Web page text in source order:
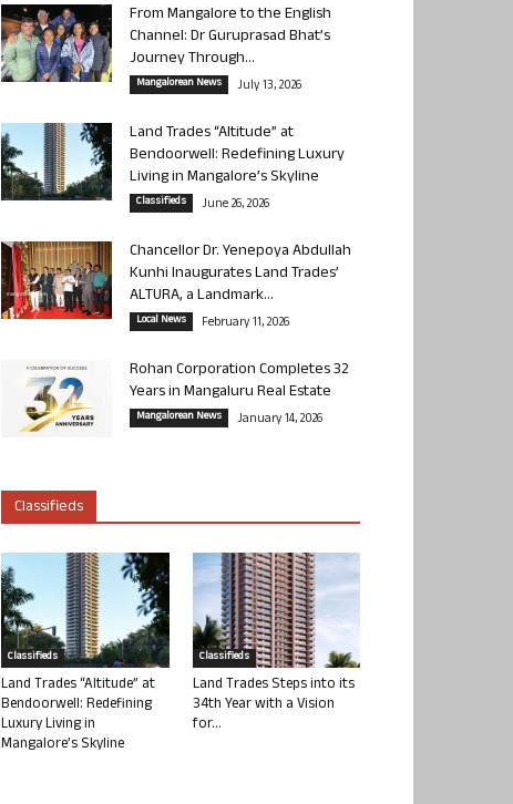
From Mangalore to the English
Channel: Dr Guruprasad Bhat’s
Journey Through...
Mangalorean News July 13, 2026
Land Trades “Altitude” at
Bendoorwell: Redefining Luxury
Living in Mangalore’s Skyline
Classifieds June 26, 2026
Chancellor Dr. Yenepoya Abdullah
Kunhi Inaugurates Land Trades’
ALTURA, a Landmark...
Local News February 11, 2026
Rohan Corporation Completes 32
Years in Mangaluru Real Estate
Mangalorean News January 14, 2026
Classifieds
Classifieds
Land Trades “Altitude” at
Bendoorwell: Redefining
Luxury Living in
Mangalore’s Skyline
Classifieds
Land Trades Steps into its
34th Year with a Vision
for...